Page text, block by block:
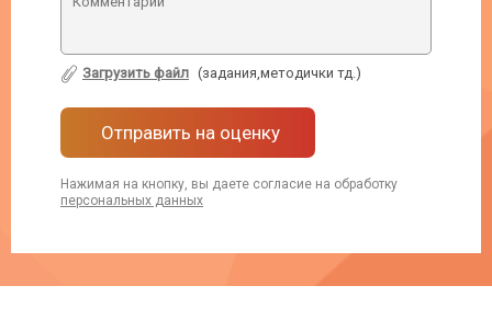
Загрузить файл (задания,методички тд.)
Отправить на оценку
Нажимая на кнопку, вы даете согласие на обработку
персональных данных